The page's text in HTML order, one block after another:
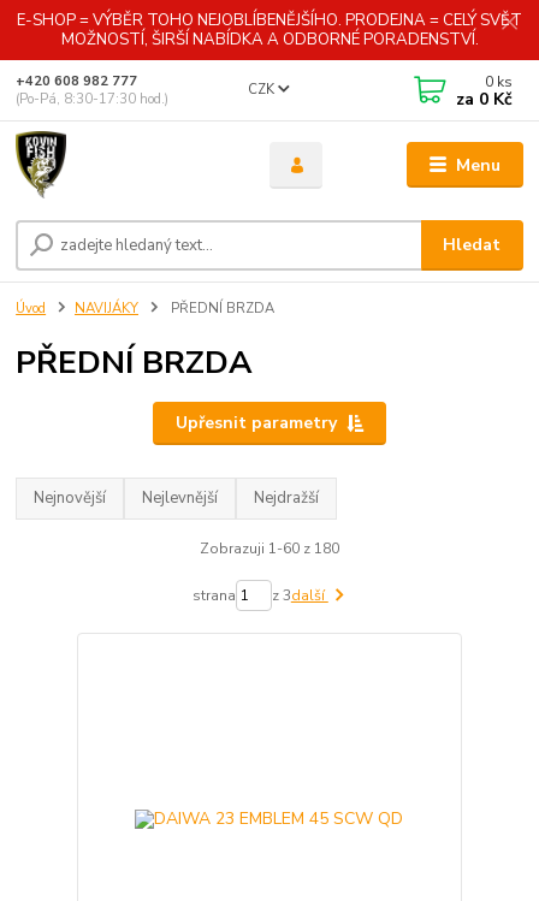
E-SHOP = VÝBĚR TOHO NEJOBLÍBENĚJŠÍHO. PRODEJNA = CELÝ SVĚT
MOŽNOSTÍ, ŠIRŠÍ NABÍDKA A ODBORNÉ PORADENSTVÍ.
Menu
CZK
Hledat
+420 608 982 777
(Po-Pá, 8:30-17:30 hod.)
0 ks
za 0 Kč
Úvod NAVIJÁKY PŘEDNÍ BRZDA
PŘEDNÍ BRZDA
Upřesnit parametry
Nejnovější Nejlevnější Nejdražší
Zobrazuji 1-60 z 180
strana z 3další